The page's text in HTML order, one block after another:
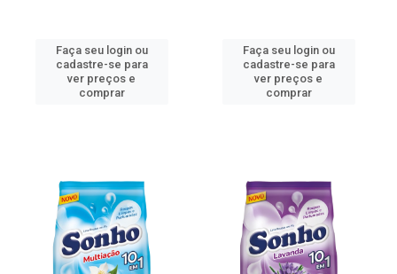
Faça seu login ou
cadastre-se para
ver preços e
comprar
Faça seu login ou
cadastre-se para
ver preços e
comprar